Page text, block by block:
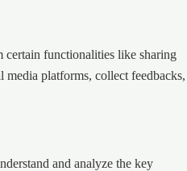
certain functionalities like sharing
media platforms, collect feedbacks,
and analyze the key